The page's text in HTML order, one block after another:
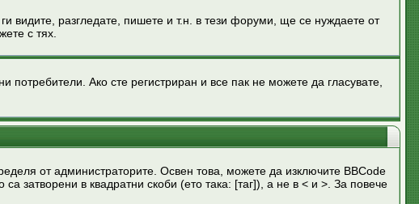
видите, разгледате, пишете и т.н. в тези форуми, ще се нуждаете от
с тях.
потребители. Ако сте регистриран и все пак не можете да гласувате,
от администраторите. Освен това, можете да изключите BBCode
затворени в квадратни скоби (ето така: [таг]), а не в < и >. За повече